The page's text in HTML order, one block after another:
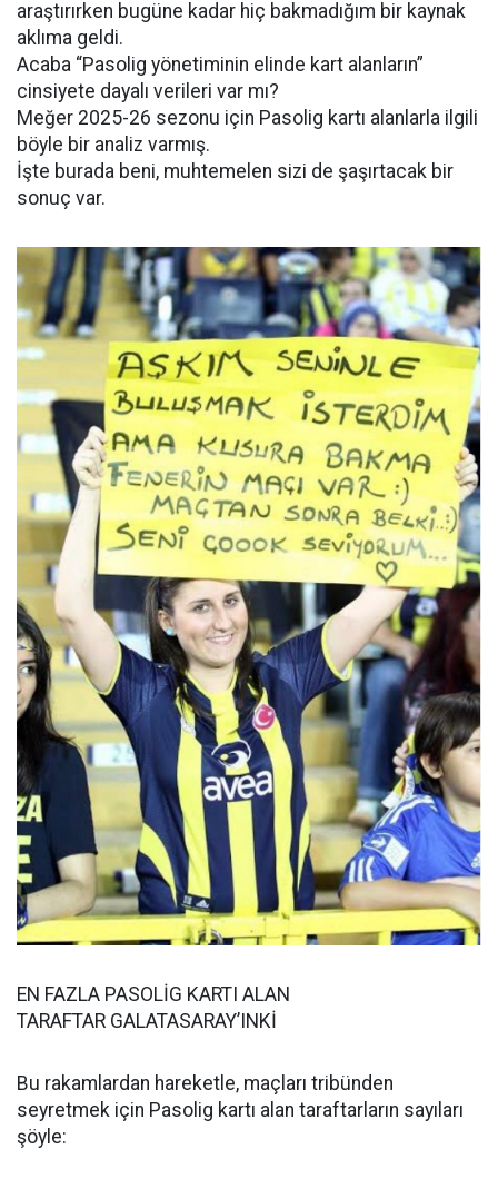
araştırırken bugüne kadar hiç bakmadığım bir kaynak
aklıma geldi.
Acaba “Pasolig yönetiminin elinde kart alanların”
cinsiyete dayalı verileri var mı?
Meğer 2025-26 sezonu için Pasolig kartı alanlarla ilgili
böyle bir analiz varmış.
İşte burada beni, muhtemelen sizi de şaşırtacak bir
sonuç var.
EN FAZLA PASOLİG KARTI ALAN
TARAFTAR GALATASARAY’INKİ
Bu rakamlardan hareketle, maçları tribünden
seyretmek için Pasolig kartı alan taraftarların sayıları
şöyle: